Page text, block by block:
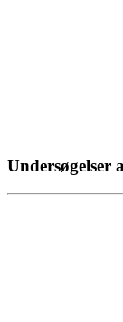
Undersøgelser